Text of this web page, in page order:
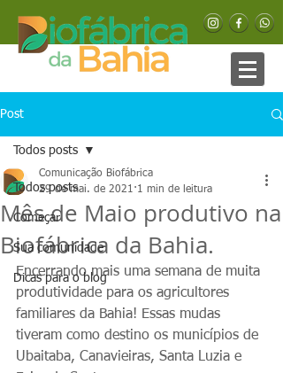
Post
Todos posts
Começar
Sua comunidade
Dicas para o blog
Todos posts
Mês de Maio produtivo na
Biofábrica da Bahia.
Comunicação Biofábrica
29 de mai. de 2021 1 min de leitura
Encerrando mais uma semana de muita
produtividade para os agricultores
familiares da Bahia! Essas mudas
tiveram como destino os municípios de
Ubaitaba, Canavieiras, Santa Luzia e